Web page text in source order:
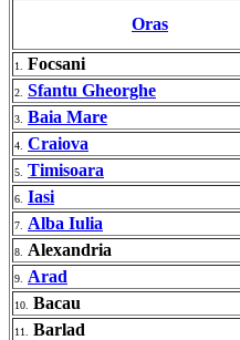
Oras
1. Focsani
2. Sfantu Gheorghe
3. Baia Mare
4. Craiova
5. Timisoara
6. Iasi
7. Alba Iulia
8. Alexandria
9. Arad
10. Bacau
11. Barlad